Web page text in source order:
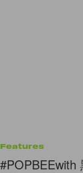
Features
#POPBEEwith